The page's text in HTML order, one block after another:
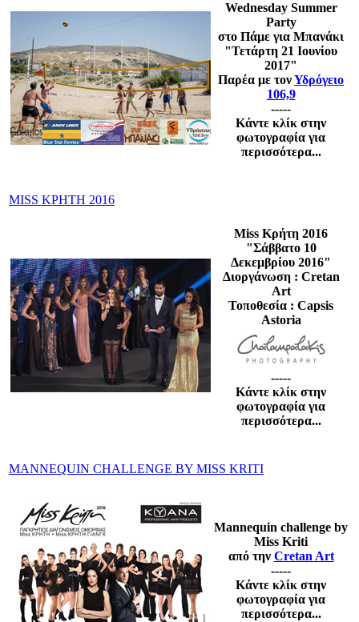
Wednesday Summer
Party
στο Πάμε για Μπανάκι
"Τετάρτη 21 Ιουνίου
2017"
Παρέα με τονΥδρόγειο
106,9
-----
Κάντε κλίκ στην
φωτογραφία για
περισσότερα...
MISS ΚΡΗΤΗ 2016
Miss Κρήτη 2016
"Σάββατο 10
Δεκεμβρίου 2016"
Διοργάνωση : Cretan
Art
Τοποθεσία : Capsis
Astoria
-----
Κάντε κλίκ στην
φωτογραφία για
περισσότερα...
MANNEQUIN CHALLENGE BY MISS KRITI
Mannequin challenge by
Miss Kriti
από την Cretan Art
-----
Κάντε κλίκ στην
φωτογραφία για
περισσότερα...